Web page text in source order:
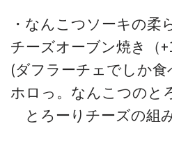
・なんこつソーキの
チーズオーブン焼き（
(ダフラーチェでしか
ホロっ。なんこつのと
とろーりチーズの組